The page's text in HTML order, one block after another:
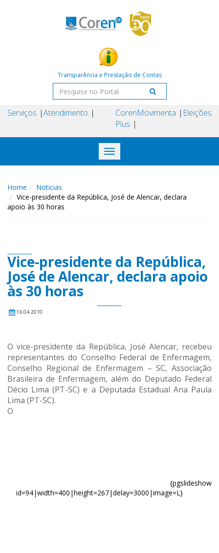
Transparência e Prestação de Contas
Serviços Atendimento
Coren
Plus
Movimenta Eleições
Toggle
navigation
Home
Noticias
Vice-presidente da República, José de Alencar, declara
apoio às 30 horas
Vice-presidente da República,
José de Alencar, declara apoio
às 30 horas
16.04.2010
O vice-presidente da República, José Alencar, recebeu
representantes do Conselho Federal de Enfermagem,
Conselho Regional de Enfermagem – SC, Associação
Brasileira de Enfermagem, além do Deputado Federal
Décio Lima (PT-SC) e a Deputada Estadual Ana Paula
Lima (PT-SC).
{pgslideshow
id=94|width=400|height=267|delay=3000|image=L}
O